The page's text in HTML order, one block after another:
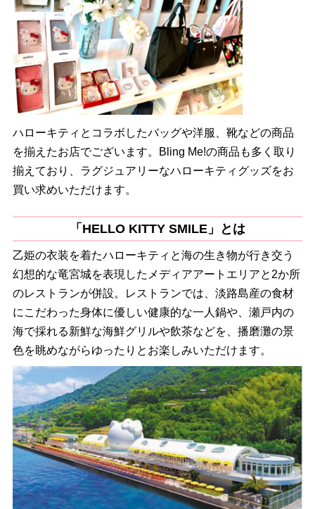
ハローキティとコラボしたバッグや洋服、靴などの商品
を揃えたお店でございます。Bling Me!の商品も多く取り
揃えており、ラグジュアリーなハローキティグッズをお
買い求めいただけます。
「HELLO KITTY SMILE」とは
乙姫の衣装を着たハローキティと海の生き物が行き交う
幻想的な竜宮城を表現したメディアアートエリアと2か所
のレストランが併設。レストランでは、淡路島産の食材
にこだわった身体に優しい健康的な一人鍋や、瀬戸内の
海で採れる新鮮な海鮮グリルや飲茶などを、播磨灘の景
色を眺めながらゆったりとお楽しみいただけます。